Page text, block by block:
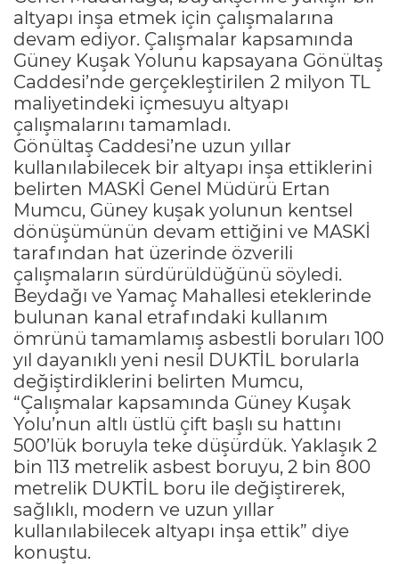
altyapı inşa etmek için çalışmalarına
devam ediyor. Çalışmalar kapsamında
Güney Kuşak Yolunu kapsayana Gönültaş
Caddesi’nde gerçekleştirilen 2 milyon TL
maliyetindeki içmesuyu altyapı
çalışmalarını tamamladı.
Gönültaş Caddesi’ne uzun yıllar
kullanılabilecek bir altyapı inşa ettiklerini
belirten MASKİ Genel Müdürü Ertan
Mumcu, Güney kuşak yolunun kentsel
dönüşümünün devam ettiğini ve MASKİ
tarafından hat üzerinde özverili
çalışmaların sürdürüldüğünü söyledi.
Beydağı ve Yamaç Mahallesi eteklerinde
bulunan kanal etrafındaki kullanım
ömrünü tamamlamış asbestli boruları 100
yıl dayanıklı yeni nesil DUKTİL borularla
değiştirdiklerini belirten Mumcu,
“Çalışmalar kapsamında Güney Kuşak
Yolu’nun altlı üstlü çift başlı su hattını
500’lük boruyla teke düşürdük. Yaklaşık 2
bin 113 metrelik asbest boruyu, 2 bin 800
metrelik DUKTİL boru ile değiştirerek,
sağlıklı, modern ve uzun yıllar
kullanılabilecek altyapı inşa ettik” diye
konuştu.